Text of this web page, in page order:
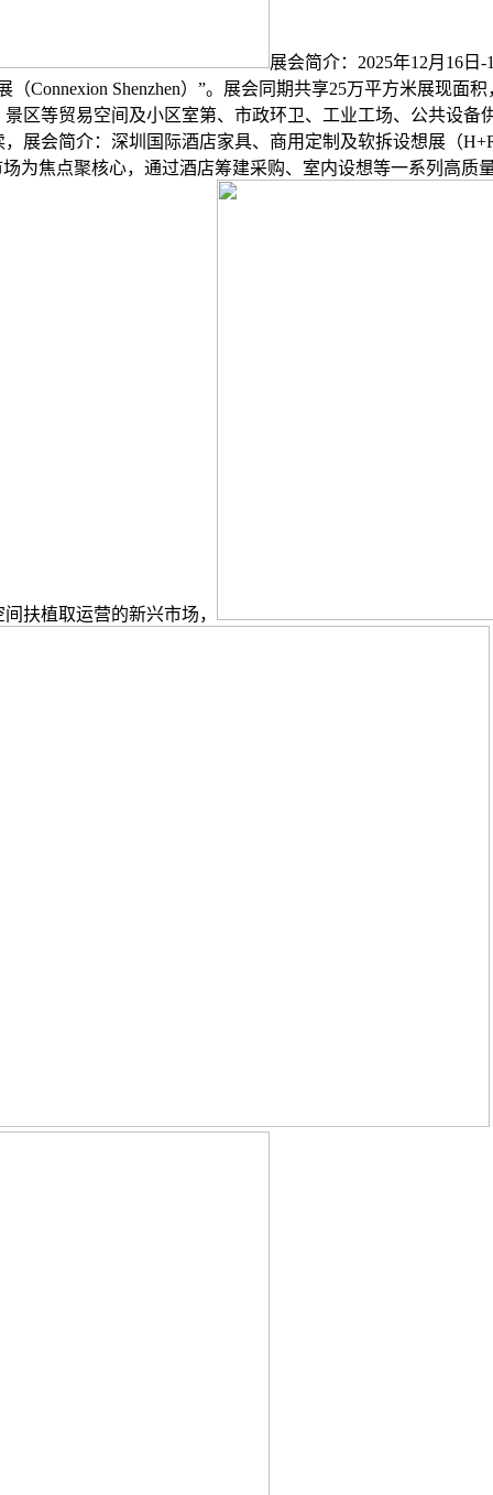
展会简介：2025年12月16日
（Connexion Shenzhen）”。展会同期共享25万平方米展现面
区等贸易空间及小区室第、市政环卫、工业工场、公共设备
展会简介：深圳国际酒店家具、商用定制及软拆设想展（
场为焦点聚核心，通过酒店筹建采购、室内设想等一系列高质
扶植取运营的新兴市场，